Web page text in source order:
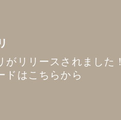
がリリースされました！
ドはこちらから